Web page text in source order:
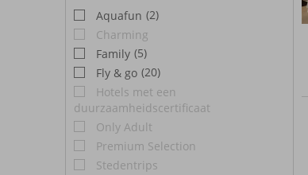
Aquafun (2)
Charming
Family (5)
Fly & go (20)
Hotels met een
duurzaamheidscertificaat
Only Adult
Premium Selection
Stedentrips